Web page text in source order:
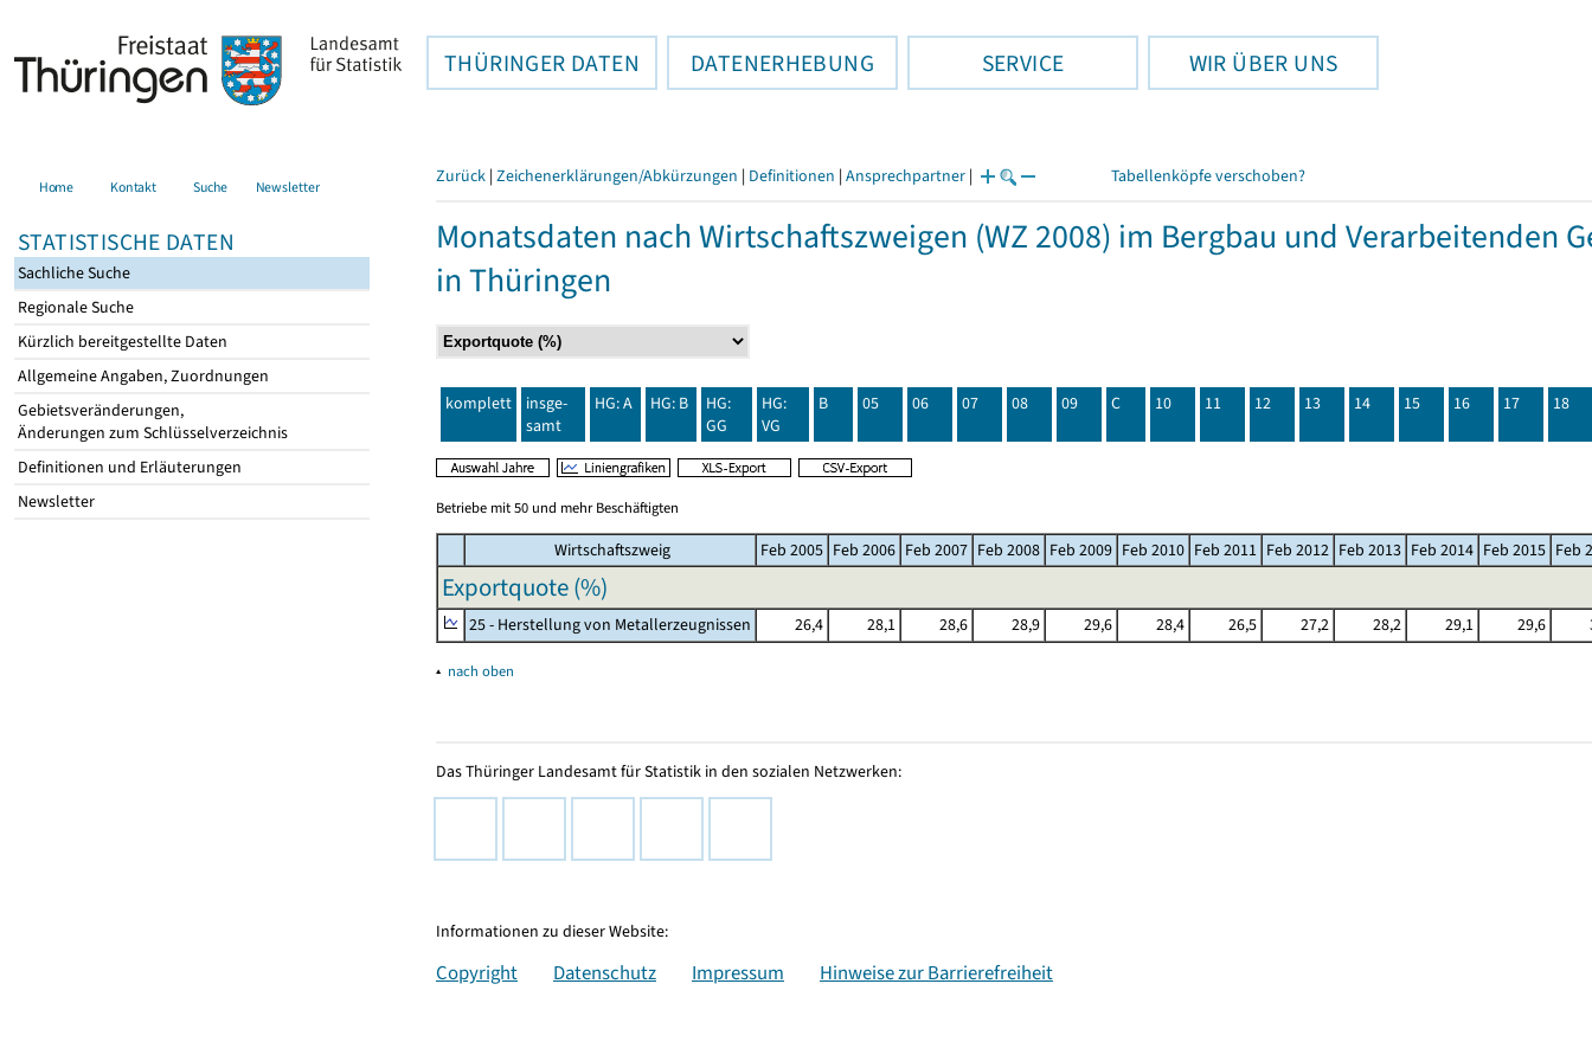
THÜRINGER DATEN DATENERHEBUNG SERVICE WIR ÜBER UNS
Home Kontakt Suche Newsletter
STATISTISCHE DATEN
Sachliche Suche
Regionale Suche
Kürzlich bereitgestellte Daten
Allgemeine Angaben, Zuordnungen
Gebietsveränderungen,
Änderungen zum Schlüsselverzeichnis
Definitionen und Erläuterungen
Newsletter
Zurück | Zeichenerklärungen/Abkürzungen | Definitionen | Ansprechpartner | Tabellenköpfe verschoben?
Monatsdaten nach Wirtschaftszweigen (WZ 2008) im Bergbau und Verarbeitenden
in Thüringen
komplett
insge-
samt
HG: A HG: B
HG:
GG
HG:
VG
B 05 06 07 08 09 C 10 11 12 13 14 15 16 17 18
Betriebe mit 50 und mehr Beschäftigten
Wirtschaftszweig Feb 2005 Feb 2006 Feb 2007 Feb 2008 Feb 2009 Feb 2010 Feb 2011 Feb 2012 Feb 2013 Feb 2014 Feb 2015 Feb
Exportquote (%)
25 - Herstellung von Metallerzeugnissen 26,4 28,1 28,6 28,9 29,6 28,4 26,5 27,2 28,2 29,1 29,6
▴ nach oben
Das Thüringer Landesamt für Statistik in den sozialen Netzwerken:
Informationen zu dieser Website:
Copyright Datenschutz Impressum Hinweise zur Barrierefreiheit